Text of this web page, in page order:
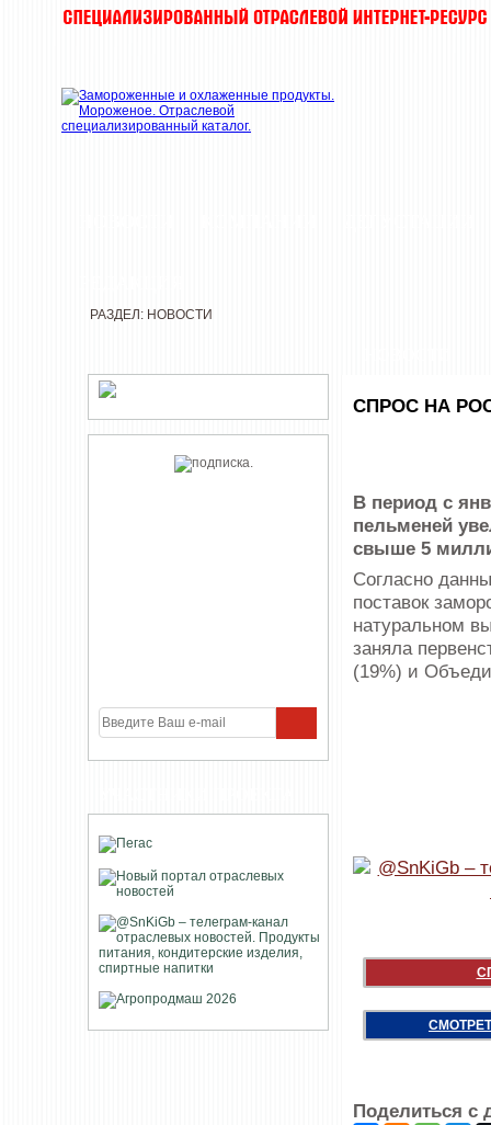
РАЗДЕЛ: НОВОСТИ
СПРОС НА
В период с
пельменей
свыше 5
Согласно
поставок
натуральном
заняла
(19%) и
Поделиться с